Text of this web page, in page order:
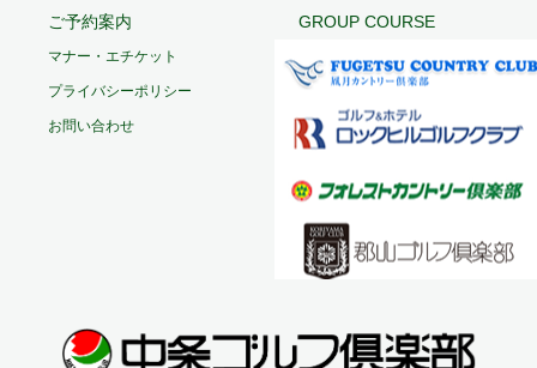
ご予約案内
マナー・エチケット
プライバシーポリシー
お問い合わせ
GROUP COURSE